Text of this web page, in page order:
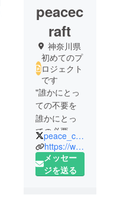
peacec
raft
神奈川県
初めてのプ
ロジェクト
です
"誰かにとっ
ての不要を
誰かにとっ
ての必要
に"をコンセ
プトに
流木•古材•廃
peace_craft31
https://www.instagram.com/nishimura.masayuki
メッセー
ジを送る